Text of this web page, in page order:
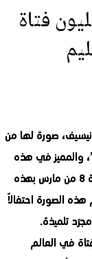
تتضامن مع 31 مليون فتاة
صورة لها من
والمميز في هذه
المبادرة هو اختيار النجمة تخليد اليوم العالمي للمرأة 8 من مارس بهذه
الصورة احتفالاً
تلميذة.
عن تضامني مع 31 مليون فتاة في العالم